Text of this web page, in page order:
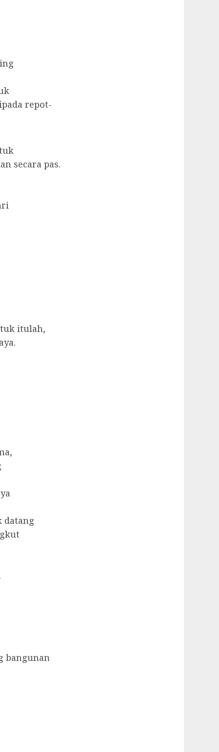
repot-
secara pas.
itulah,
datang
bangunan